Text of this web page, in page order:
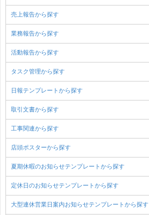
売上報告から探す
業務報告から探す
活動報告から探す
タスク管理から探す
日報テンプレートから探す
取引文書から探す
工事関連から探す
店頭ポスターから探す
夏期休暇のお知らせテンプレートから探す
定休日のお知らせテンプレートから探す
大型連休営業日案内お知らせテンプレートから探す